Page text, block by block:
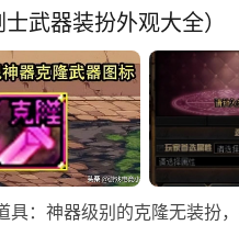
武器装扮外观大全）
：神器级别的克隆无装扮